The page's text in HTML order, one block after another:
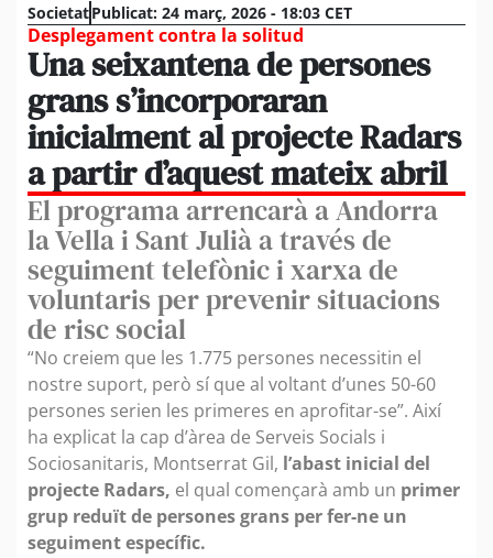
SocietatPublicat: 24 març, 2026 - 18:03 CET
Desplegament contra la solitud
Una seixantena de persones
grans s’incorporaran
inicialment al projecte Radars
a partir d’aquest mateix abril
El programa arrencarà a Andorra
la Vella i Sant Julià a través de
seguiment telefònic i xarxa de
voluntaris per prevenir situacions
de risc social
“No creiem que les 1.775 persones necessitin el
nostre suport, però sí que al voltant d’unes 50-60
persones serien les primeres en aprofitar-se”. Així
ha explicat la cap d’àrea de Serveis Socials i
Sociosanitaris, Montserrat Gil, l’abast inicial del
projecte Radars, el qual començarà amb un primer
grup reduït de persones grans per fer-ne un
seguiment específic.